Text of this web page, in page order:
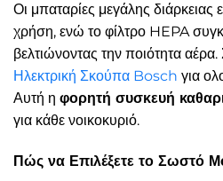
Οι μπαταρίες μεγάλης διάρκειας
χρήση, ενώ το φίλτρο HEPA
βελτιώνοντας την ποιότητα
Ηλεκτρική Σκούπα Bosch για
Αυτή η φορητή συσκευή
για κάθε νοικοκυριό.
Πώς να Επιλέξετε το Σωστό